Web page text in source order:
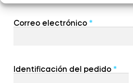
Comprar ahora
Comprar ahora
Correo electrónico *
Identificación del pedido *